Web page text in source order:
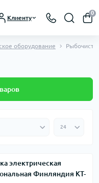
Клиенту
0
оборудование
электрическая
Финляндия KT-